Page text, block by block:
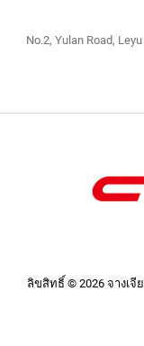
No.2, Yulan Road,
ลิขสิทธิ์ © 2026 จางเจี